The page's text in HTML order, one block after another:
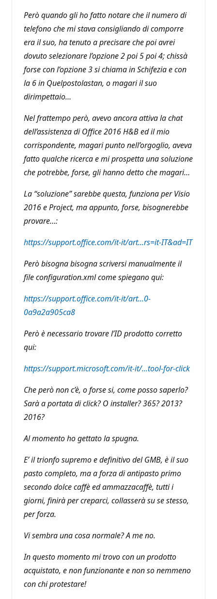
Però quando gli ho fatto notare che il numero di
telefono che mi stava consigliando di comporre
era il suo, ha tenuto a precisare che poi avrei
dovuto selezionare l’opzione 2 poi 5 poi 4; chissà
forse con l’opzione 3 si chiama in Schifezia e con
la 6 in Quelpostolastan, o magari il suo
dirimpettaio…
Nel frattempo però, avevo ancora attiva la chat
dell’assistenza di Office 2016 H&B ed il mio
corrispondente, magari punto nell’orgoglio, aveva
fatto qualche ricerca e mi prospetta una soluzione
che potrebbe, forse, gli hanno detto che magari…
La “soluzione” sarebbe questa, funziona per Visio
2016 e Project, ma appunto, forse, bisognerebbe
provare…:
https://support.office.com/it-it/art...rs=it-IT&ad=IT
Però bisogna bisogna scriversi manualmente il
file configuration.xml come spiegano qui:
https://support.office.com/it-it/art...0-
0a9a2a905ca8
Però è necessario trovare l’ID prodotto corretto
qui:
https://support.microsoft.com/it-it/...tool-for-click
Che però non c’è, o forse si, come posso saperlo?
Sarà a portata di click? O installer? 365? 2013?
2016?
Al momento ho gettato la spugna.
E’ il trionfo supremo e definitivo del GMB, è il suo
pasto completo, ma a forza di antipasto primo
secondo dolce caffè ed ammazzacaffè, tutti i
giorni, finirà per creparci, collasserà su se stesso,
per forza.
Vi sembra una cosa normale? A me no.
In questo momento mi trovo con un prodotto
acquistato, e non funzionante e non so nemmeno
con chi protestare!